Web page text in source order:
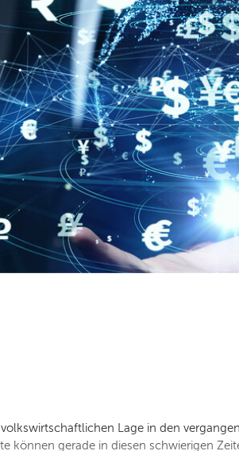
Lage in den
können gerade in diesen schwierigen